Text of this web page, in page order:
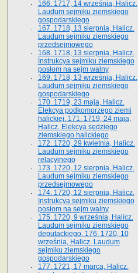
166. 1717, 14 września, Halicz.
Laudum sejmiku ziemskiego
gospodarskiego
167. 1718, 13 sierpnia, Halicz.
Laudum sejmiku ziemskiego
przedsejmowego
168. 1718, 13 sierpnia, Halicz.
Instrukcya sejmiku ziemskiego
posłom na sejm walny
169. 1718, 13 września, Halicz.
Laudum sejmiku ziemskiego
gospodarskiego
170. 1719, 23 maja, Halicz.
Elekcya podkomorzego ziemi
halickiej. 171. 1719, 24 maja,
Halicz. Elekcya sędziego
ziemskiego halickiego
172. 1720, 29 kwietnia, Halicz.
Laudum sejmiku ziemskiego
relacyjnego
173. 1720, 12 sierpnia, Halicz.
Laudum sejmiku ziemskiego
przedsejmowego
174. 1720, 12 sierpnia, Halicz.
Instrukcya sejmiku ziemskiego
posłom na sejm walny
175. 1720, 9 września, Halicz.
Laudum sejmiku ziemskiego
deputackiego. 176. 1720, 10
września, Halicz. Laudum
sejmiku ziemskiego
gospodarskiego
177. 1721, 17 marca, Halicz.